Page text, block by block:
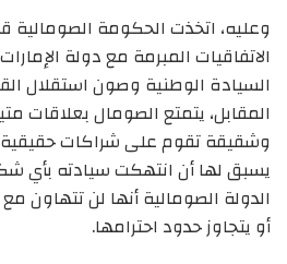
وعليه، اتخذت الحكومة الصومالية
الاتفاقيات المبرمة مع دولة
السيادة الوطنية وصون استقلال
المقابل، يتمتع الصومال بعلاقات
وشقيقة تقوم على شراكات حقيقية
يسبق لها أن انتهكت سيادته بأي
الدولة الصومالية أنها لن
أو يتجاوز حدود احترامها.